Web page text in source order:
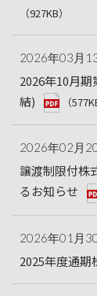
（927KB）
2026年03月
2026年10月
結)
（
2026年02月
譲渡制限付株
るお知らせ
2026年01月
2025年度通期